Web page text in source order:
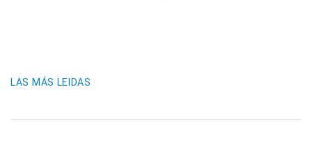
LAS MÁS LEIDAS